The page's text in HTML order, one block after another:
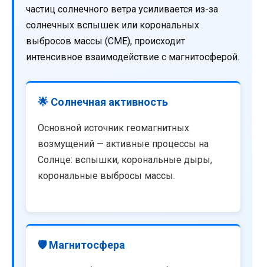
частиц солнечного ветра усиливается из-за
солнечных вспышек или корональных
выбросов массы (CME), происходит
интенсивное взаимодействие с магнитосферой.
🌟 Солнечная активность
Основной источник геомагнитных
возмущений — активные процессы на
Солнце: вспышки, корональные дыры,
корональные выбросы массы.
🛡️ Магнитосфера